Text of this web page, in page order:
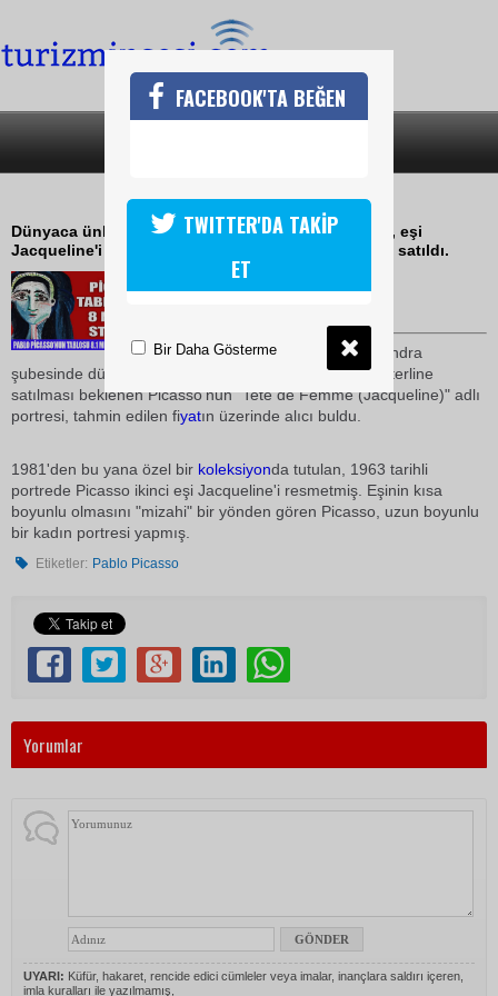
ÜNLÜ RESSAMIN TABLOSUNA SERVET
Dünyaca ünlü İspanyol ressam Pablo Picasso'nun, eşi
Jacqueline'i resmettiği portresi, 8,1 milyon sterline satıldı.
05 Şubat 2010 / 16:37
Müzayede evi Christies'in Londra
şubesinde dün yapılan açık artırmada, 3 ila 4 milyon sterline
satılması beklenen Picasso'nun "Tete de Femme (Jacqueline)" adlı
portresi, tahmin edilen fiyatın üzerinde alıcı buldu.
1981'den bu yana özel bir koleksiyonda tutulan, 1963 tarihli
portrede Picasso ikinci eşi Jacqueline'i resmetmiş. Eşinin kısa
boyunlu olmasını "mizahi" bir yönden gören Picasso, uzun boyunlu
bir kadın portresi yapmış.
Etiketler: Pablo Picasso
Yorumlar
UYARI: Küfür, hakaret, rencide edici cümleler veya imalar, inançlara saldırı içeren,
imla kuralları ile yazılmamış,
FACEBOOK'TA BEĞEN
TWITTER'DA TAKİP
ET
Bir Daha Gösterme